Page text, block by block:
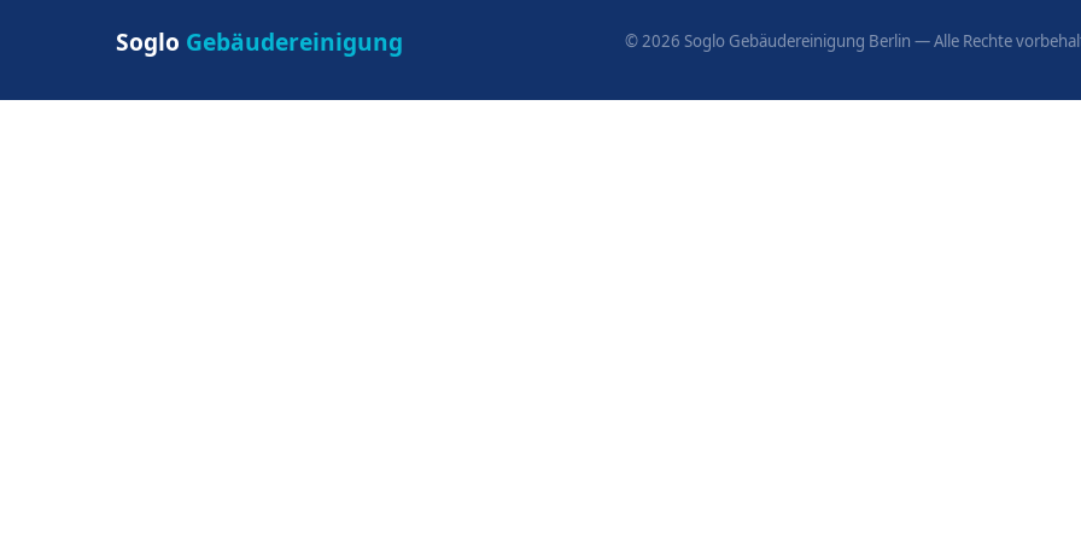
Soglo Gebäudereinigung ©2026 Soglo Gebäudereinigung Berlin — Alle Rechte